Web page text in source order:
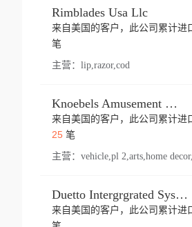
Rimblades Usa Llc
来自美国的客户，此公司累计进
笔
主营： lip,razor,cod
Knoebels Amusement Resort
来自美国的客户，此公司累计进
25笔
主营：
Duetto Intergrgrated Systems Inc.
来自美国的客户，此公司累计进